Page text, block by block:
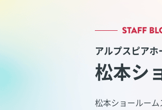
アルプスピアホ
松本シ
松本ショールーム